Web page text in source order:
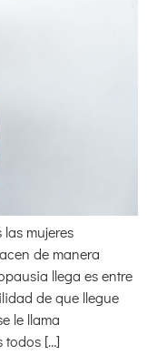
mujeres
de manera
llega es entre
de que llegue
le llama
todos […]